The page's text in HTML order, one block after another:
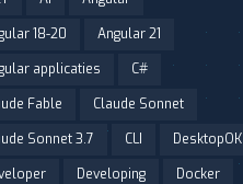
18-20
Angular 21
applicaties
C#
Fable
Claude Sonnet
Sonnet 3.7
CLI
DesktopOK
Developing
Docker